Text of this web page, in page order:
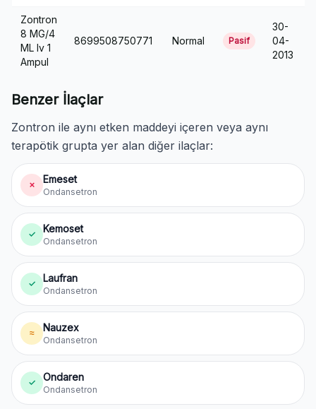
Zontron
8 MG/4
ML Iv 1
Ampul
8699508750771 Normal Pasif
30-
04-
2013
Benzer İlaçlar
Zontron ile aynı etken maddeyi içeren veya aynı
terapötik grupta yer alan diğer ilaçlar:
✗ Emeset
Ondansetron
✓ Kemoset
Ondansetron
✓ Laufran
Ondansetron
≈ Nauzex
Ondansetron
✓ Ondaren
Ondansetron